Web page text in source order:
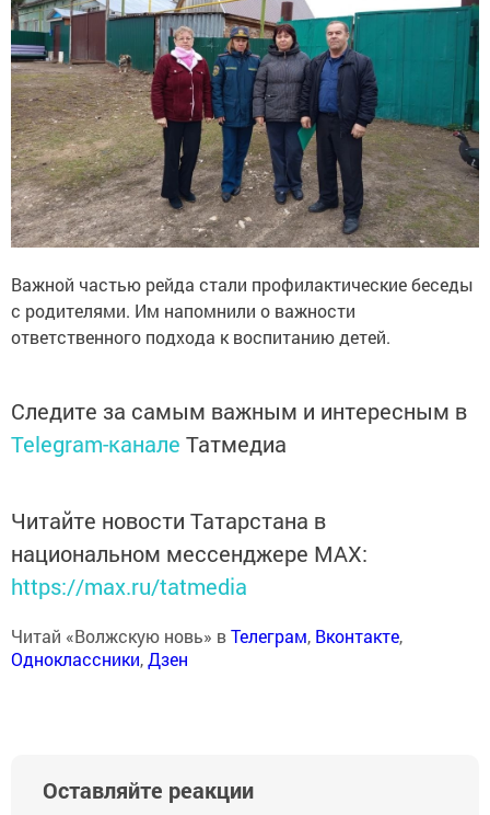
Важной частью рейда стали профилактические беседы
с родителями. Им напомнили о важности
ответственного подхода к воспитанию детей.
Следите за самым важным и интересным в
Telegram-канале Татмедиа
Читайте новости Татарстана в
национальном мессенджере MАХ:
https://max.ru/tatmedia
Читай «Волжскую новь» вТелеграм, Вконтакте,
Одноклассники,Дзен
Оставляйте реакции